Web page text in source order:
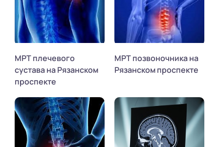
МРТ плечевого
сустава на Рязанском
проспекте
МРТ позвоночника на
Рязанском проспекте